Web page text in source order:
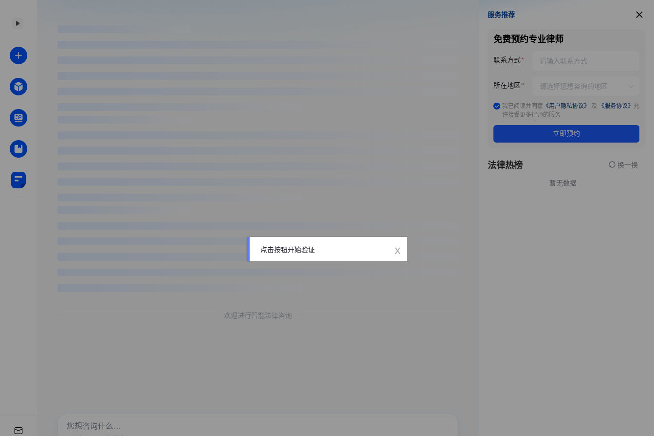
欢迎进行智能法律咨询
服务推荐
服务推荐
免费预约专业律师
联系方式
所在地区
我已阅读并同意 《用户隐私协议》 及 《服务协议》 允
许接受更多律师的服务
立即预约
法律热榜 换一换
暂无数据
点击按钮开始验证 x